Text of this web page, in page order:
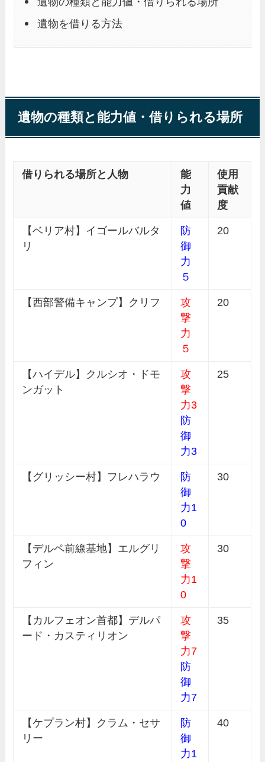
遺物を借りる方法
遺物の種類と能力値・借りられる場所
借りられる場所と人物
能
力
値
使用
貢献
度
【ベリア村】イゴールバルタ
リ
防
御
力
５
20
【西部警備キャンプ】クリフ
攻
撃
力
５
20
【ハイデル】クルシオ・ドモ
ンガット
攻
撃
力3
防
御
力3
25
【グリッシー村】フレハラウ
防
御
力1
0
30
【デルペ前線基地】エルグリ
フィン
攻
撃
力1
0
30
【カルフェオン首都】デルパ
ード・カスティリオン
攻
撃
力7
防
御
力7
35
【ケプラン村】クラム・セサ
リー
防
御
力1
40